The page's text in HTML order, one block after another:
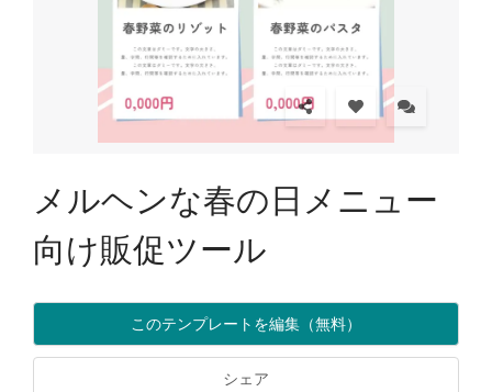
メルヘンな春の日メニュー
向け販促ツール
このテンプレートを編集（無料）
シェア